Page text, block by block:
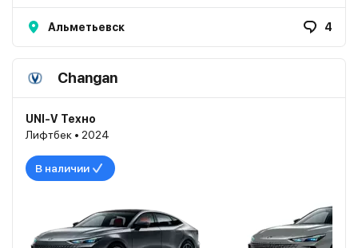
Альметьевск 4
Changan
UNI-V Техно
Лифтбек • 2024
В наличии